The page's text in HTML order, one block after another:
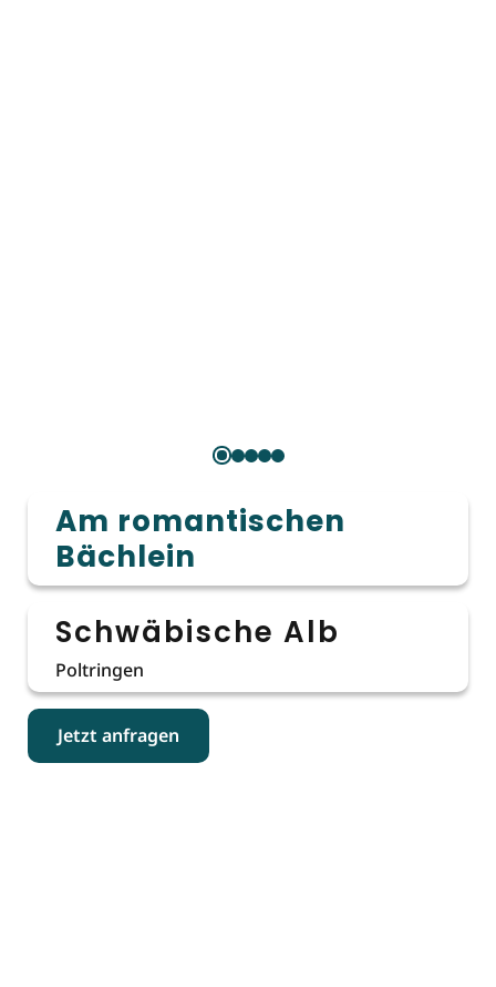
Am romantischen
Bächlein
Schwäbische Alb
Poltringen
Jetzt anfragen